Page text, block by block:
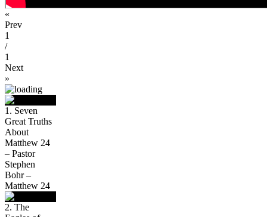
«
Prev
1
/
1
Next
»
1. Seven
Great Truths
About
Matthew 24
– Pastor
Stephen
Bohr –
Matthew 24
2. The